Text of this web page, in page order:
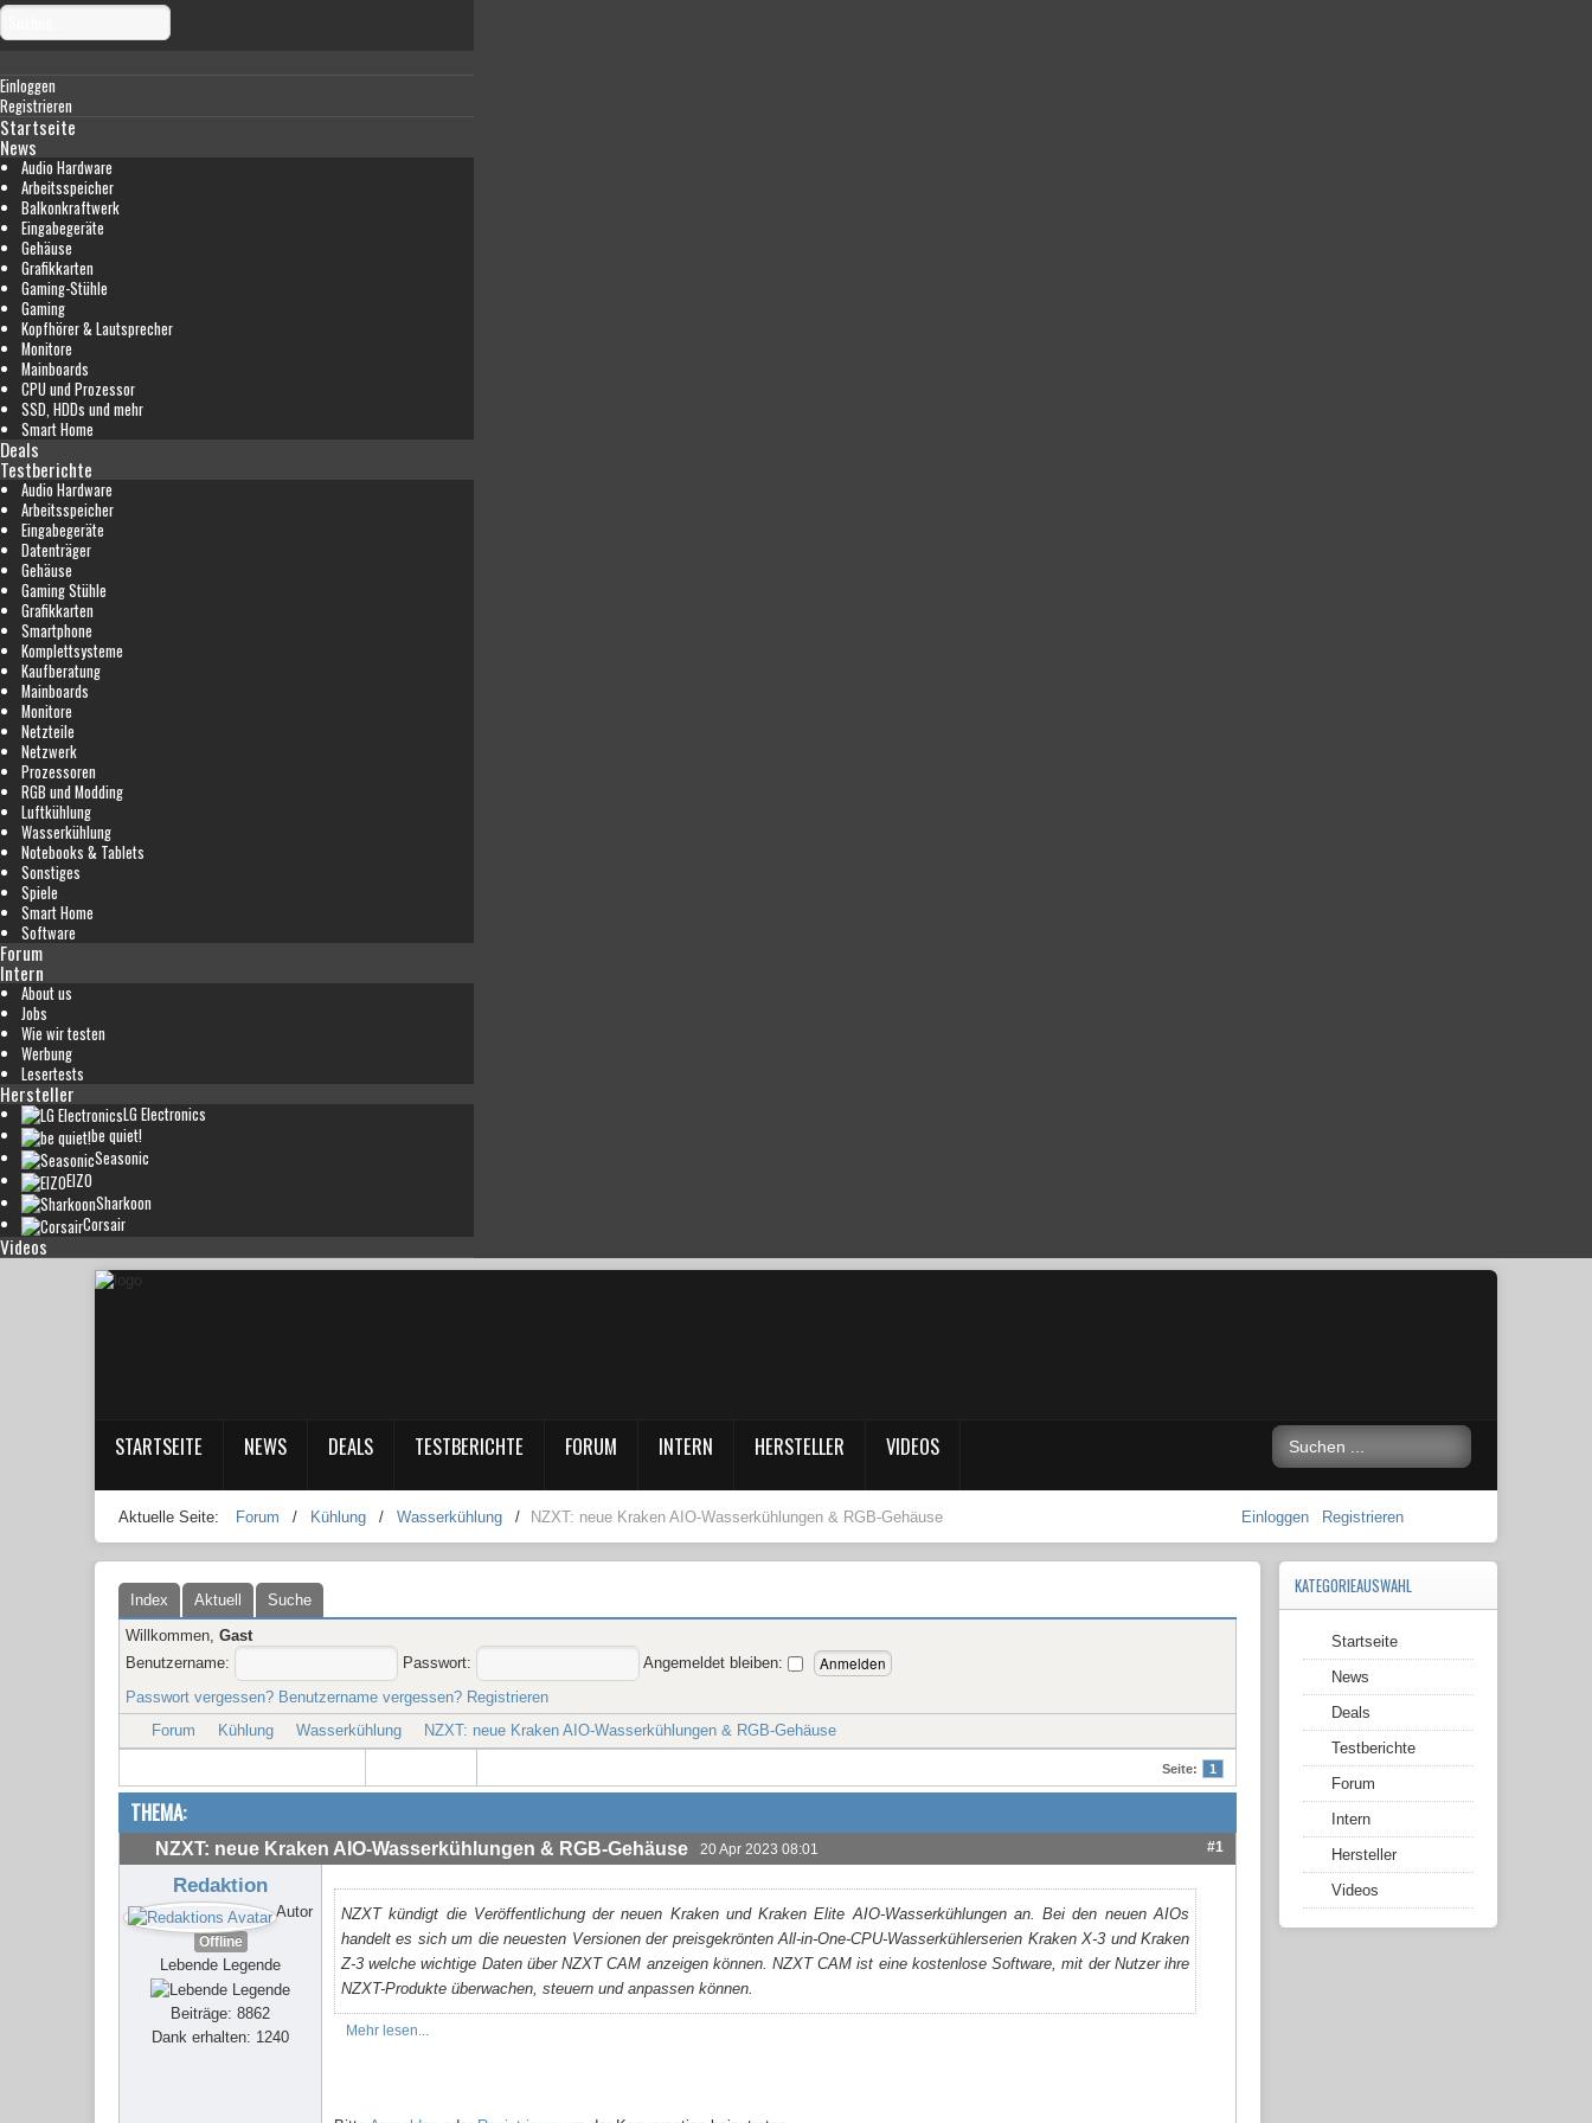
Einloggen
Registrieren
Startseite
News
Audio Hardware
Arbeitsspeicher
Balkonkraftwerk
Eingabegeräte
Gehäuse
Grafikkarten
Gaming-Stühle
Gaming
Kopfhörer & Lautsprecher
Monitore
Mainboards
CPU und Prozessor
SSD, HDDs und mehr
Smart Home
Deals
Testberichte
Audio Hardware
Arbeitsspeicher
Eingabegeräte
Datenträger
Gehäuse
Gaming Stühle
Grafikkarten
Smartphone
Komplettsysteme
Kaufberatung
Mainboards
Monitore
Netzteile
Netzwerk
Prozessoren
RGB und Modding
Luftkühlung
Wasserkühlung
Notebooks & Tablets
Sonstiges
Spiele
Smart Home
Software
Forum
Intern
About us
Jobs
Wie wir testen
Werbung
Lesertests
Hersteller
LG Electronics
be quiet!
Seasonic
EIZO
Sharkoon
Corsair
Videos
STARTSEITE NEWS DEALS TESTBERICHTE FORUM INTERN HERSTELLER VIDEOS
Aktuelle Seite: Forum / Kühlung / Wasserkühlung / NZXT: neue Kraken AIO-Wasserkühlungen & RGB-Gehäuse Einloggen Registrieren
Index Aktuell
Suche
Willkommen, Gast
Benutzername:
Passwort:
Angemeldet bleiben:
Passwort vergessen? Benutzername vergessen? Registrieren
Forum
Kühlung Wasserkühlung NZXT: neue Kraken AIO-Wasserkühlungen & RGB-Gehäuse
Seite: 1
THEMA:
NZXT: neue Kraken AIO-Wasserkühlungen & RGB-Gehäuse 20 Apr 2023 08:01 #1
Redaktion
Autor
Offline
Lebende Legende
Beiträge: 8862
Dank erhalten: 1240
NZXT kündigt die Veröffentlichung der neuen Kraken und Kraken Elite AIO-Wasserkühlungen an. Bei den neuen AIOs
handelt es sich um die neuesten Versionen der preisgekrönten All-in-One-CPU-Wasserkühlerserien Kraken X-3 und Kraken
Z-3 welche wichtige Daten über NZXT CAM anzeigen können. NZXT CAM ist eine kostenlose Software, mit der Nutzer ihre
NZXT-Produkte überwachen, steuern und anpassen können.
Mehr lesen...
KATEGORIEAUSWAHL
Startseite
News
Deals
Testberichte
Forum
Intern
Hersteller
Videos